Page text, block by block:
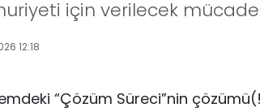
için verilecek
12:18
“Çözüm Süreci”nin